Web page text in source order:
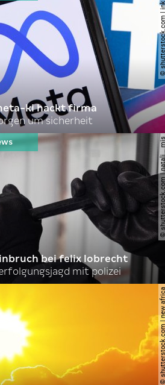
©
ki hackt firma
um sicherheit
©
bei felix lobrecht
mit polizei
©